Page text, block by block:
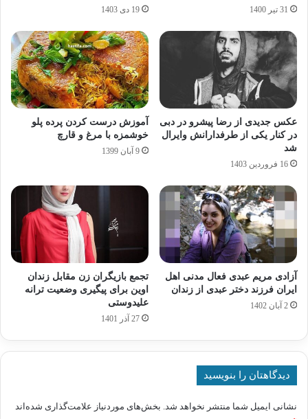
31 تیر 1400 19 دی 1403
عکس جدیدی از رضا پیشرو در دبی
در کنار یکی از طرفدارانش وایرال
شد
16 فروردین 1403
آموزش درست کردن پرده پلو
خوشمزه با مرغ و قارچ
9 آبان 1399
آزادی مریم عبدی فعال مدنی اهل
ایران فرزند دختر عبدی از زندان
2 آبان 1402
تجمع بازیگران زن مقابل زندان
اوین برای پیگیری وضعیت ترانه
علیدوستی
27 آذر 1401
دیدگاهتان را بنویسید
نشانی ایمیل شما منتشر نخواهد شد. بخش‌های موردنیاز علامت‌گذاری شده‌اند